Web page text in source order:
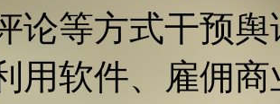
论等方式干预
用软件、雇佣